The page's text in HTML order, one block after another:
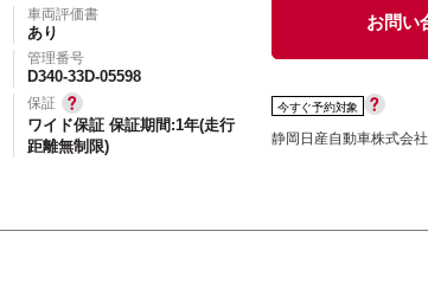
車両評価書
あり
管理番号
D340-33D-05598
保証
ワイド保証 保証期間:1年(走行
距離無制限)
お問い
今すぐ予約対象
静岡日産自動車株式